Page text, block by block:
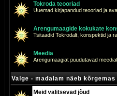
Tokroda teooriad
Uuemad kirjapandud teooriad ja
Arengumaagide kokukate
Tsitaadid Tokrodalt, konspektid ja
Meedia
Arengumaagiat puudutavad
Valge - madalam näeb
Meid valitsevad jõud